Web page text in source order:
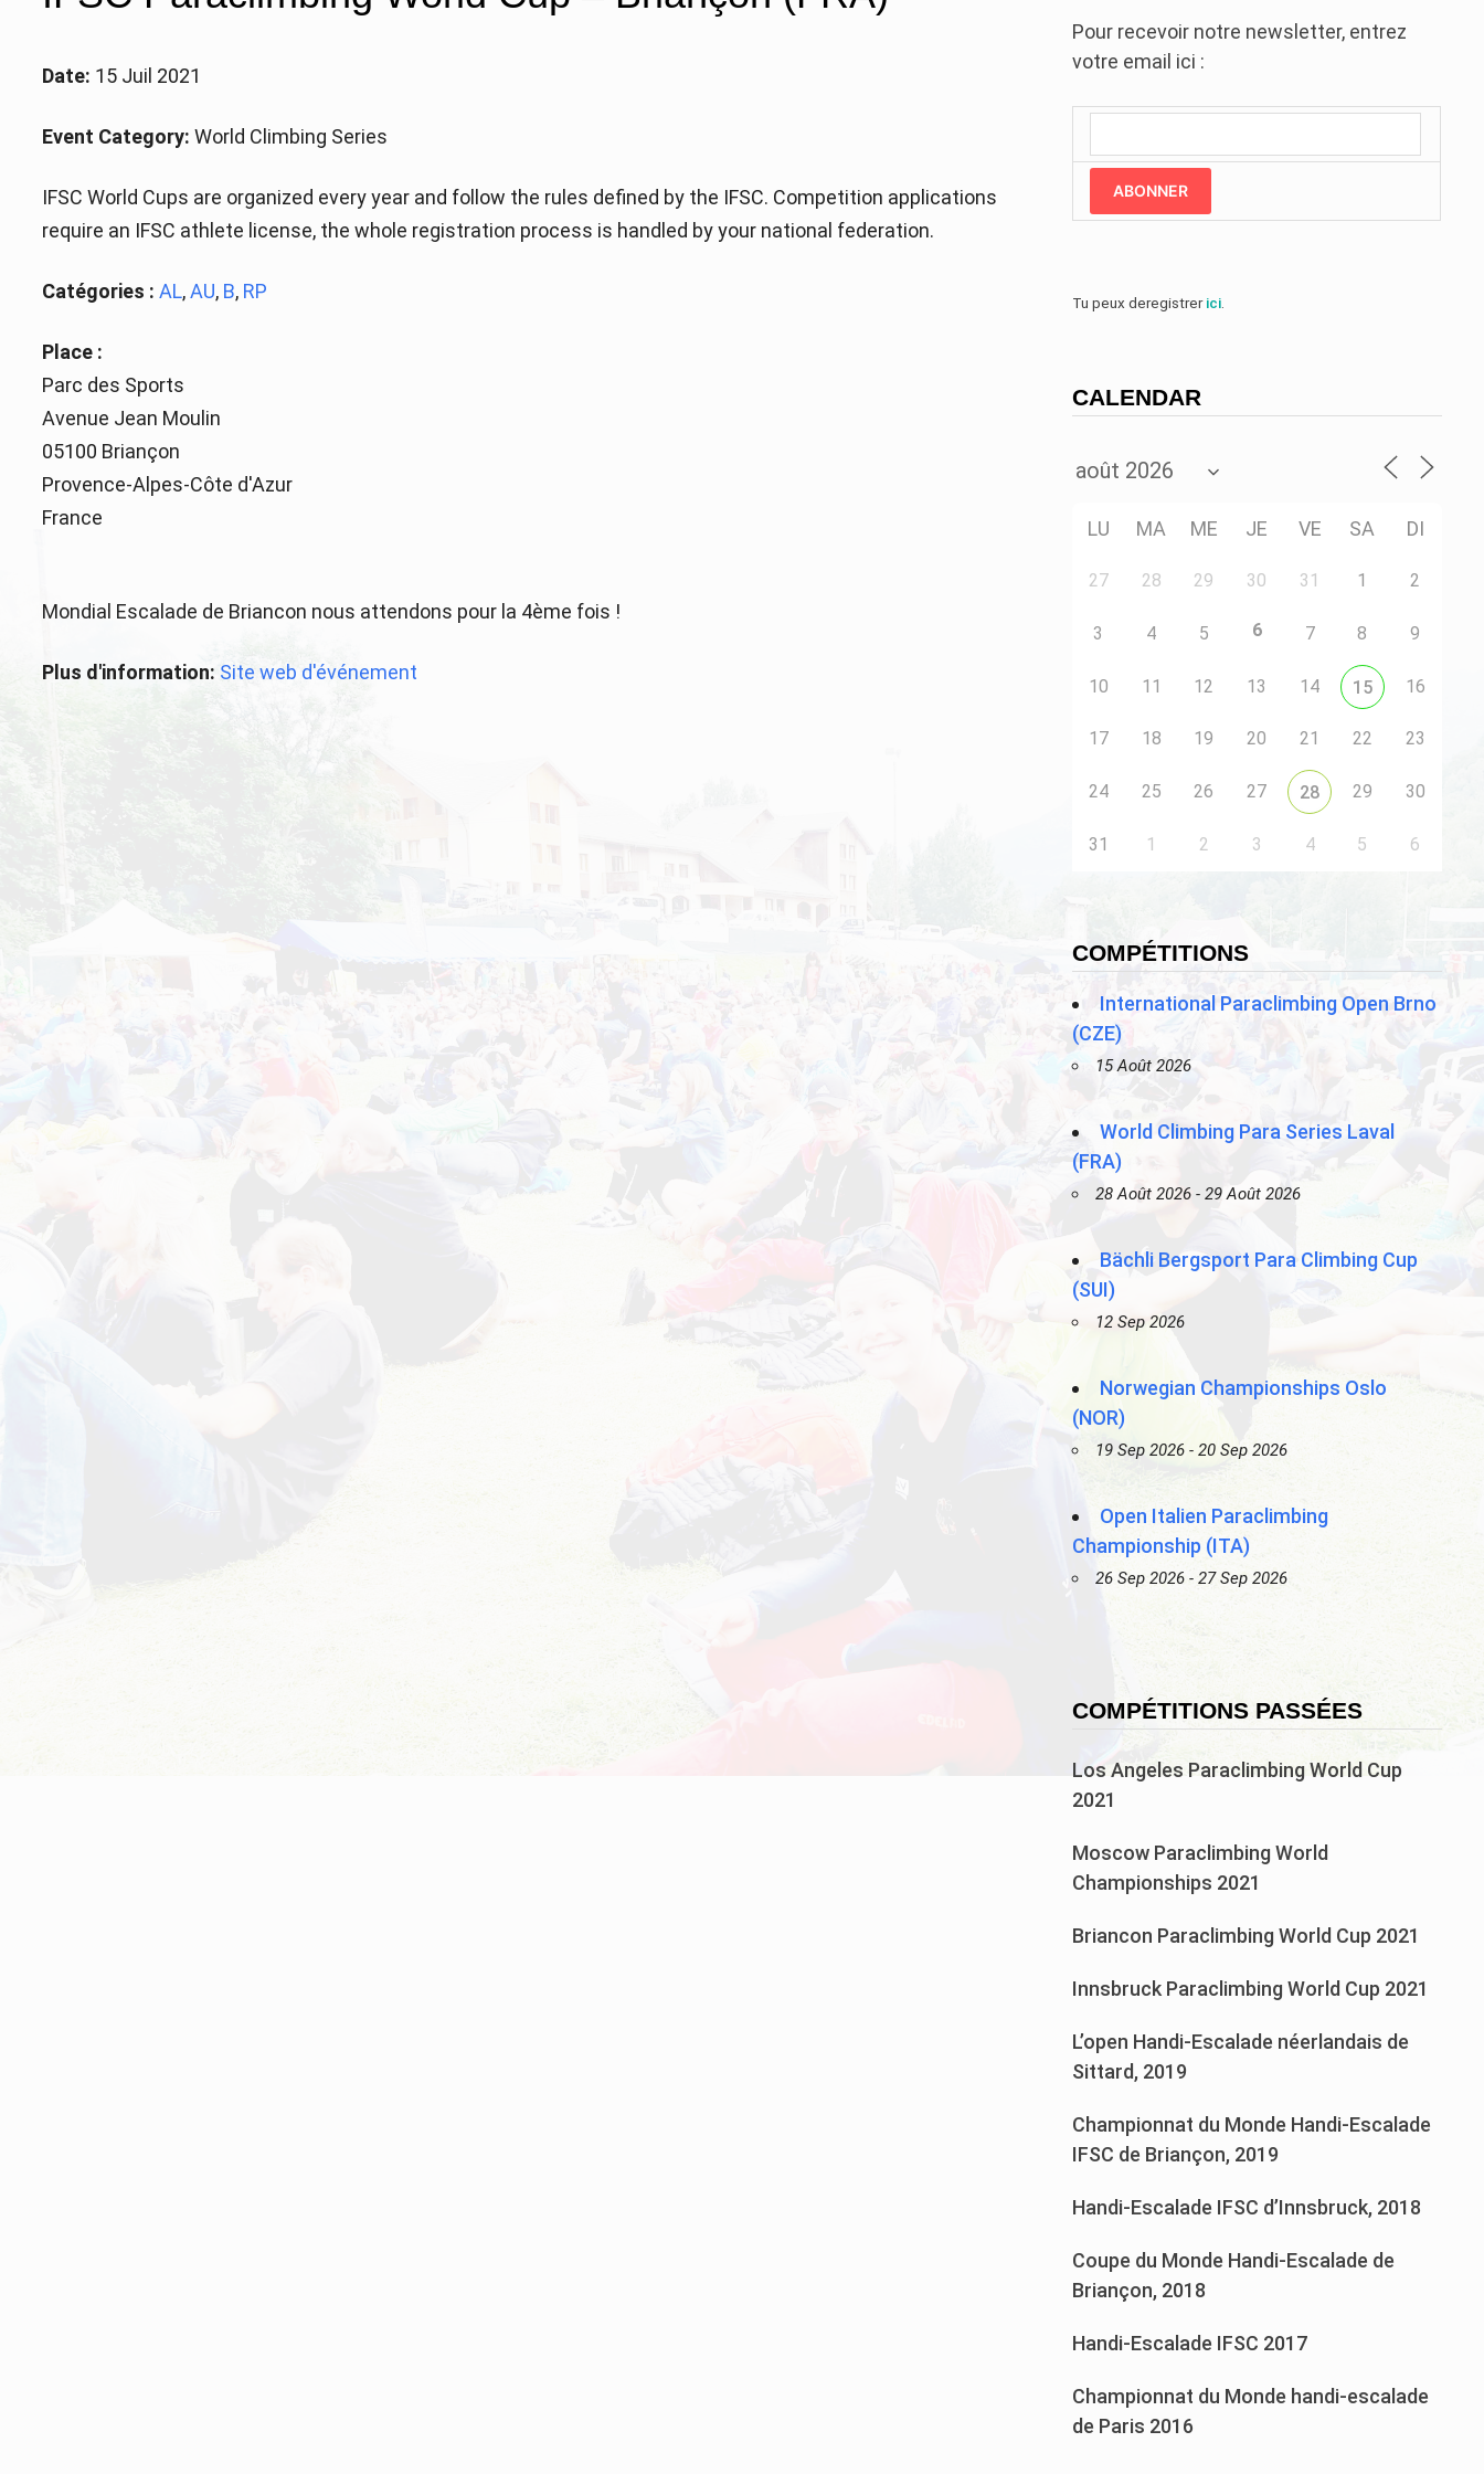
Date: 15 Juil 2021
Event Category: World Climbing Series
IFSC World Cups are organized every year and follow the rules defined by the IFSC. Competition applications
require an IFSC athlete license, the whole registration process is handled by your national federation.
Catégories : AL,AU, B, RP
Place :
Parc des Sports
Avenue Jean Moulin
05100 Briançon
Provence-Alpes-Côte d'Azur
France
Mondial Escalade de Briancon nous attendons pour la 4ème fois !
Plus d'information: Site web d'événement
Pour recevoir notre newsletter, entrez
votre email ici :
ABONNER
Tu peux deregistrerici.
CALENDAR
LU MA ME JE VE SA DI
27 28 29 30 31 1 2
3 4 5 6 7 8 9
10 11 12 13 14 15 16
17 18 19 20 21 22 23
24 25 26 27 28 29 30
31 1 2 3 4 5 6
COMPÉTITIONS
International Paraclimbing Open Brno
(CZE)
15 Août 2026
World Climbing Para Series Laval
(FRA)
28 Août 2026 - 29 Août 2026
Bächli Bergsport Para Climbing Cup
(SUI)
12 Sep 2026
Norwegian Championships Oslo
(NOR)
19 Sep 2026 - 20 Sep 2026
Open Italien Paraclimbing
Championship (ITA)
26 Sep 2026 - 27 Sep 2026
COMPÉTITIONS PASSÉES
Los Angeles Paraclimbing World Cup
2021
Moscow Paraclimbing World
Championships 2021
Briancon Paraclimbing World Cup 2021
Innsbruck Paraclimbing World Cup 2021
L’open Handi-Escalade néerlandais de
Sittard, 2019
Championnat du Monde Handi-Escalade
IFSC de Briançon, 2019
Handi-Escalade IFSC d’Innsbruck, 2018
Coupe du Monde Handi-Escalade de
Briançon, 2018
Handi-Escalade IFSC 2017
Championnat du Monde handi-escalade
de Paris 2016